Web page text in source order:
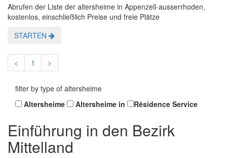
Abrufen der Liste der altersheime in Appenzell-ausserrhoden,
kostenlos, einschließlich Preise und freie Plätze
STARTEN
< 1 >
filter by type of altersheime
Altersheime
Altersheime in Résidence Service
Einführung in den Bezirk
Mittelland